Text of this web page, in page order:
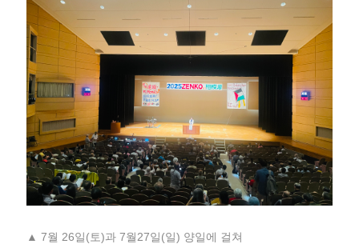
▲ 7월 26일(토)과 7월27일(일) 양일에 걸쳐